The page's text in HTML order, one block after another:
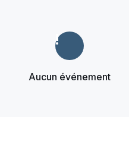
Aucun événement